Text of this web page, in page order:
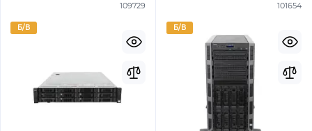
109729
Б/В
101654
Б/В